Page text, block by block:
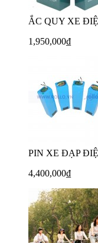
ẮC QUY XE
1,950,000₫
PIN XE ĐẠP
4,400,000₫